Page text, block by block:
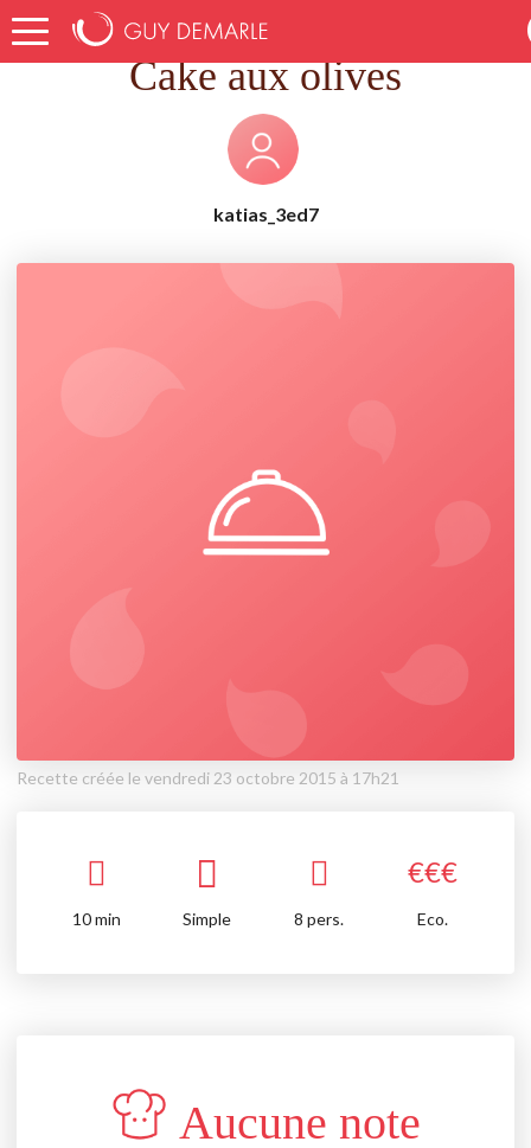
Accueil Recettes Cake aux olives
Cake aux olives
katias_3ed7
Recette créée le vendredi 23 octobre 2015 à 17h21
€€€
10min Simple 8 pers. Eco.
Aucune note